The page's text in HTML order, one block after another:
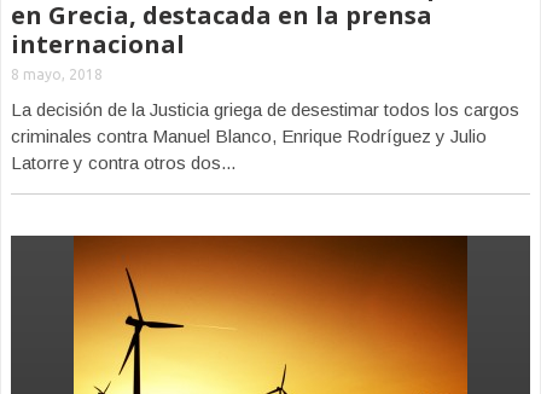
en Grecia, destacada en la prensa
internacional
8 mayo, 2018
La decisión de la Justicia griega de desestimar todos los cargos
criminales contra Manuel Blanco, Enrique Rodríguez y Julio
Latorre y contra otros dos...